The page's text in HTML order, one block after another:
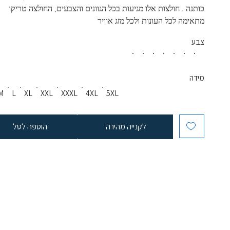
כותנה . חולצות אלו מגיעות בכל הגוונים והצבעים, החולצה טריקו
מתאימה לכל העונות ולכל מזג אוויר
צבע
L XL XXL XXXL 4XL 5XL
מידה
הוספה לסל לקנייה מהירה